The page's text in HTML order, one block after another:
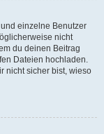
einzelne Benutzer
nicht
du deinen Beitrag
Dateien hochladen.
nicht sicher bist, wieso